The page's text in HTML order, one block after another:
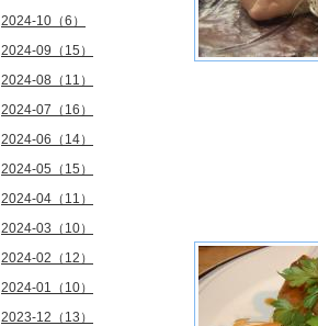
2024-10（6）
2024-09（15）
2024-08（11）
2024-07（16）
2024-06（14）
2024-05（15）
2024-04（11）
2024-03（10）
2024-02（12）
2024-01（10）
2023-12（13）